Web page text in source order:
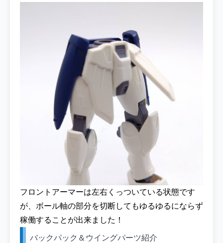
フロントアーマーは左右くっついている状態です
が、ボール軸の部分を切断してもゆるゆるにならず
稼働することが出来ました！
バックパック＆ウイングパーツ紹介